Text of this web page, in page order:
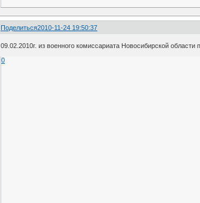
Поделиться2010-11-24 19:50:37
09.02.2010г. из военного комиссариата Новосибирской
0